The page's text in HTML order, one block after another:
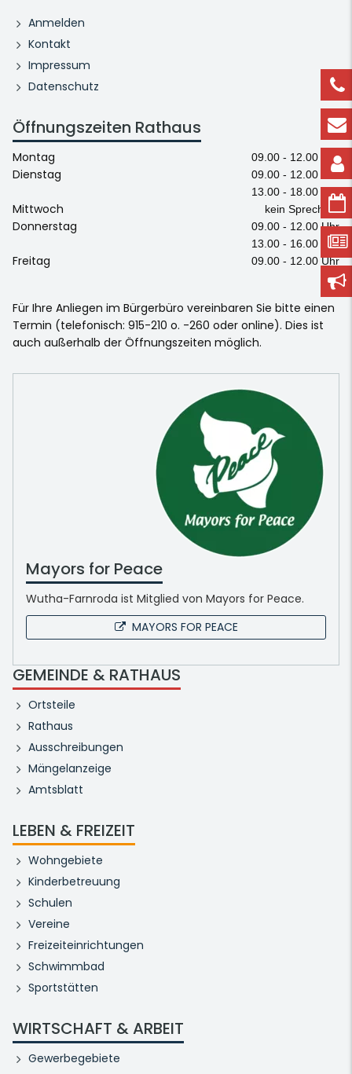
Anmelden
Kontakt
Impressum
Datenschutz
Öffnungszeiten Rathaus
Montag 09.00 - 12.00 Uhr
Dienstag
09.00 - 12.00 Uhr
13.00 - 18.00 Uhr
Mittwoch kein Sprechtag
Donnerstag
09.00 - 12.00 Uhr
13.00 - 16.00 Uhr
Freitag 09.00 - 12.00 Uhr
Für Ihre Anliegen im Bürgerbüro vereinbaren Sie bitte einen
Termin (telefonisch: 915-210 o. -260 oder online). Dies ist
auch außerhalb der Öffnungszeiten möglich.
Mayors for Peace
Wutha-Farnroda ist Mitglied von Mayors for Peace.
MAYORS FOR PEACE
GEMEINDE & RATHAUS
Ortsteile
Rathaus
Ausschreibungen
Mängelanzeige
Amtsblatt
LEBEN & FREIZEIT
Wohngebiete
Kinderbetreuung
Schulen
Vereine
Freizeiteinrichtungen
Schwimmbad
Sportstätten
WIRTSCHAFT & ARBEIT
Gewerbegebiete